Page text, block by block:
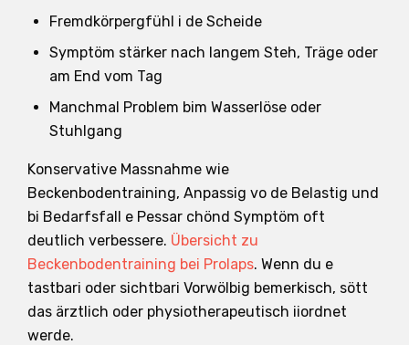
Fremdkörpergfühl i de Scheide
Symptöm stärker nach langem Steh, Träge oder
am End vom Tag
Manchmal Problem bim Wasserlöse oder
Stuhlgang
Konservative Massnahme wie
Beckenbodentraining, Anpassig vo de Belastig und
bi Bedarfsfall e Pessar chönd Symptöm oft
deutlich verbessere. Übersicht zu
Beckenbodentraining bei Prolaps. Wenn du e
tastbari oder sichtbari Vorwölbig bemerkisch, sött
das ärztlich oder physiotherapeutisch iiordnet
werde.